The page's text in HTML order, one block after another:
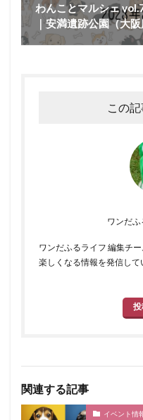
わんことマルシェ
｜安満遺跡公園（大
この
ワンだ
ワンだふるライフ 編集チ
楽しくなる情報を発信して
関連する記事
イベント情